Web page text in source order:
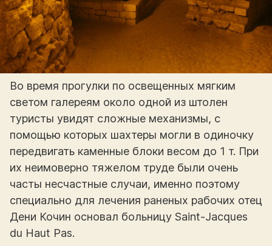
Во время прогулки по освещенных мягким
светом галереям около одной из штолен
туристы увидят сложные механизмы, с
помощью которых шахтеры могли в одиночку
передвигать каменные блоки весом до 1 т. При
их неимоверно тяжелом труде были очень
часты несчастные случаи, именно поэтому
специально для лечения раненых рабочих отец
Дени Кочин основал больницу Saint-Jacques
du Haut Pas.